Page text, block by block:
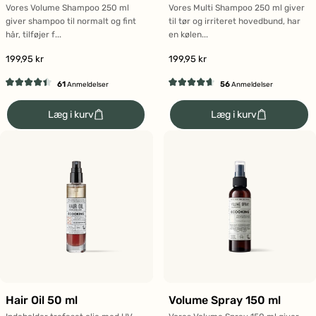
Vores Volume Shampoo 250 ml
giver shampoo til normalt og fint
hår, tilføjer f...
199,95 kr
4.4
ud
af
61Anmeldelser
Læg i kurv
Vores Multi Shampoo 250 ml giver
til tør og irriteret hovedbund, har
en kølen...
199,95 kr
4.6
ud
af
56Anmeldelser
Læg i kurv
Hair Oil 50 ml Volume Spray 150 ml